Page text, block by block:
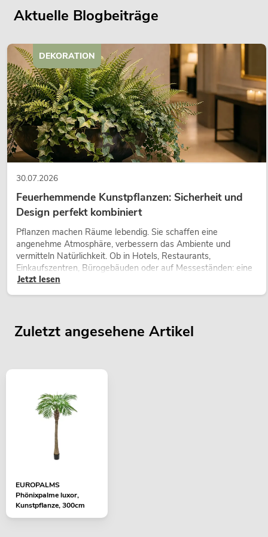
Aktuelle Blogbeiträge
30.07.2026
Feuerhemmende Kunstpflanzen: Sicherheit und
Design perfekt kombiniert
Pflanzen machen Räume lebendig. Sie schaffen eine
angenehme Atmosphäre, verbessern das Ambiente und
vermitteln Natürlichkeit. Ob in Hotels, Restaurants,
Einkaufszentren, Bürogebäuden oder auf Messeständen: eine
hochwertige Begrünung gehört heute längst zum modernen
Raumkonzept.
Jetzt lesen
DEKORATION
Zuletzt angesehene Artikel
EUROPALMS
Phönixpalme luxor,
Kunstpflanze, 300cm